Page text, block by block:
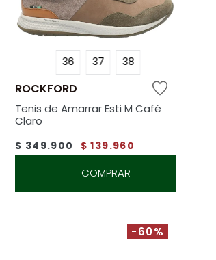
36 37 38
ROCKFORD
Tenis de Amarrar Esti M Café
Claro
$ 349.900 $ 139.960
COMPRAR
-60%